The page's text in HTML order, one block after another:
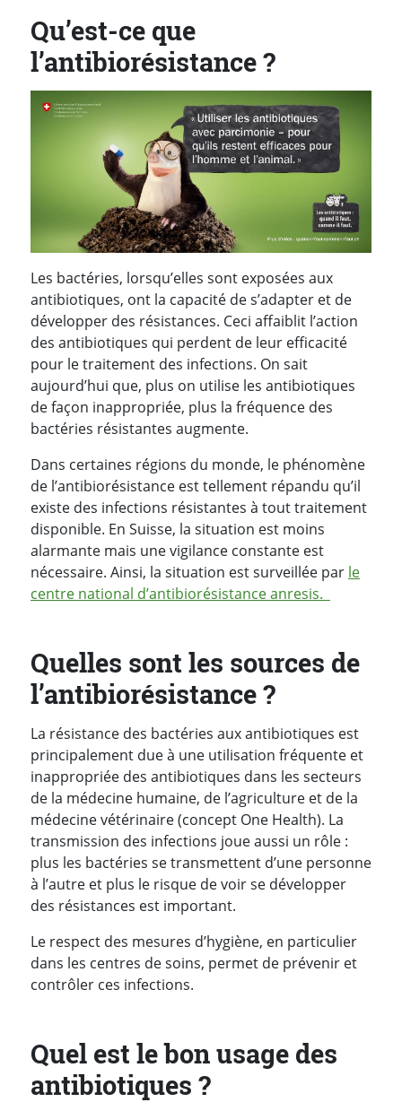
Qu’est-ce que
l’antibiorésistance ?
Les bactéries, lorsqu’elles sont exposées aux
antibiotiques, ont la capacité de s’adapter et de
développer des résistances. Ceci affaiblit l’action
des antibiotiques qui perdent de leur efficacité
pour le traitement des infections. On sait
aujourd’hui que, plus on utilise les antibiotiques
de façon inappropriée, plus la fréquence des
bactéries résistantes augmente.
Dans certaines régions du monde, le phénomène
de l’antibiorésistance est tellement répandu qu’il
existe des infections résistantes à tout traitement
disponible. En Suisse, la situation est moins
alarmante mais une vigilance constante est
nécessaire. Ainsi, la situation est surveillée par le
centre national d’antibiorésistance anresis.
Quelles sont les sources de
l’antibiorésistance ?
La résistance des bactéries aux antibiotiques est
principalement due à une utilisation fréquente et
inappropriée des antibiotiques dans les secteurs
de la médecine humaine, de l’agriculture et de la
médecine vétérinaire (concept One Health). La
transmission des infections joue aussi un rôle :
plus les bactéries se transmettent d’une personne
à l’autre et plus le risque de voir se développer
des résistances est important.
Le respect des mesures d’hygiène, en particulier
dans les centres de soins, permet de prévenir et
contrôler ces infections.
Quel est le bon usage des
antibiotiques ?